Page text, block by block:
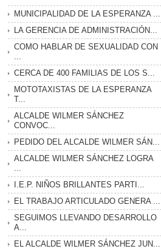
MUNICIPALIDAD DE LA ESPERANZA ...
LA GERENCIA DE ADMINISTRACIÓN...
COMO HABLAR DE SEXUALIDAD CON
CERCA DE 400 FAMILIAS DE LOS S...
MOTOTAXISTAS DE LA ESPERANZA
T...
ALCALDE WILMER SÁNCHEZ
CONVOC...
PEDIDO DEL ALCALDE WILMER SÁN...
ALCALDE WILMER SÁNCHEZ LOGRA
I.E.P. NIÑOS BRILLANTES PARTI...
EL TRABAJO ARTICULADO GENERA ...
SEGUIMOS LLEVANDO DESARROLLO
A...
EL ALCALDE WILMER SÁNCHEZ JUN...